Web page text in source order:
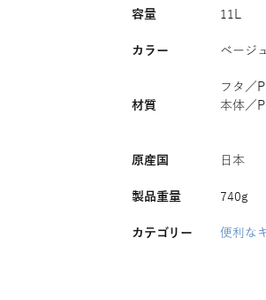
容量 11L
カラー ベージ
材質
フタ／
本体／
原産国 日本
製品重量 740g
カテゴリー 便利な